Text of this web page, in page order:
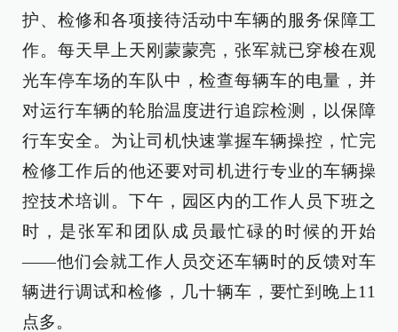
护、检修和各项接待活动中车辆的服务保障工
作。每天早上天刚蒙蒙亮，张军就已穿梭在观
光车停车场的车队中，检查每辆车的电量，并
对运行车辆的轮胎温度进行追踪检测，以保障
行车安全。为让司机快速掌握车辆操控，忙完
检修工作后的他还要对司机进行专业的车辆操
控技术培训。下午，园区内的工作人员下班之
时，是张军和团队成员最忙碌的时候的开始
——他们会就工作人员交还车辆时的反馈对车
辆进行调试和检修，几十辆车，要忙到晚上11
点多。